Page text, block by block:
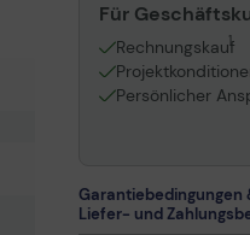
Für
Rechnungskauf
1
Persönlicher
Garantiebedingungen
Liefer- und